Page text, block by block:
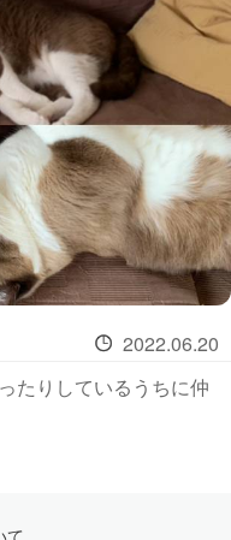
2022.06.20
たりしているうちに仲